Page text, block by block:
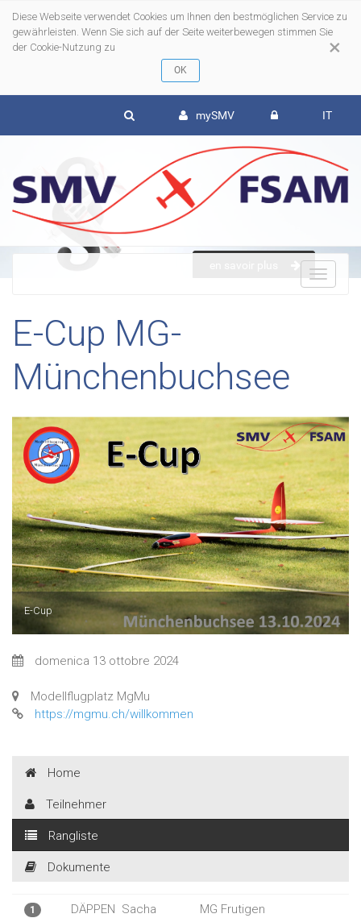
×
Diese Webseite verwendet Cookies um Ihnen den bestmöglichen Service zu
gewährleisten. Wenn Sie sich auf der Seite weiterbewegen stimmen Sie
der Cookie-Nutzung zu
mySMV IT
E-Cup MG-
Münchenbuchsee
E-Cup
domenica 13 ottobre 2024
Modellflugplatz MgMu
https://mgmu.ch/willkommen
Home
Teilnehmer
Rangliste
Dokumente
1 DÄPPEN Sacha MG Frutigen